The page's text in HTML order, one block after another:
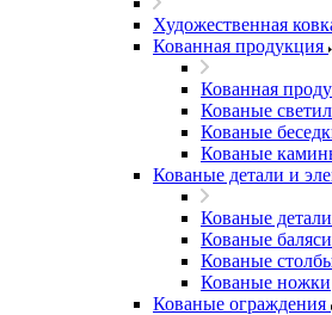
Художественная
Кованная продукция
Кованная
Кованые
Кованые
Кованые
Кованые детали и
Кованые
Кованые
Кованые
Кованые ножки
Кованые ограждения